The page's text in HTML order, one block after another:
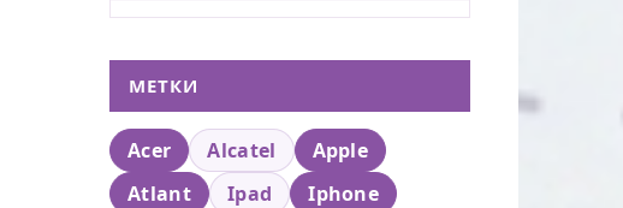
МЕТКИ
Acer Alcatel
Apple
Atlant
Ipad
Iphone